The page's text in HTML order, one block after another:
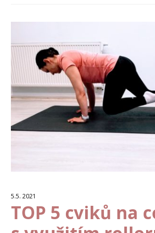
5.5. 2021
TOP 5 cviků na